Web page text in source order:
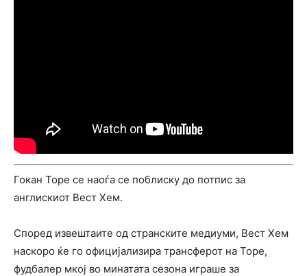
Гокан Торе се наоѓа се поблиску до потпис за
англискиот Вест Хем.
Според извештаите од странските медиуми, Вест Хем
наскоро ќе го официјализира трансферот на Торе,
фудбалер мкој во минатата сезона играше за